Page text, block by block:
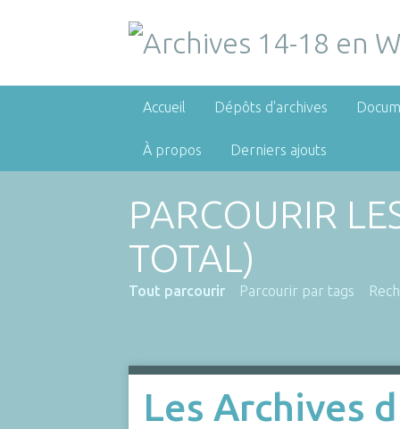
Accueil Dépôts d'archives
À propos Derniers ajouts
PARCOURIR
TOTAL)
Tout parcourir Parcourir par tags
Les Archives